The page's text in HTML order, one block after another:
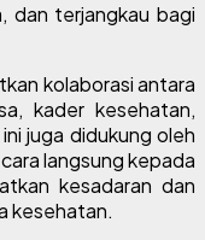
dan terjangkau bagi
kolaborasi antara
kader kesehatan,
juga didukung oleh
langsung kepada
kesadaran dan
kesehatan.